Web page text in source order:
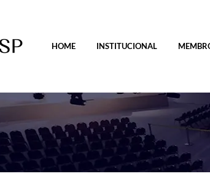
HOME INSTITUCIONAL